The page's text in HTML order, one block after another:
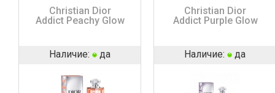
Christian Dior
Addict Peachy Glow
Наличие: да
Christian Dior
Addict Purple Glow
Наличие: да